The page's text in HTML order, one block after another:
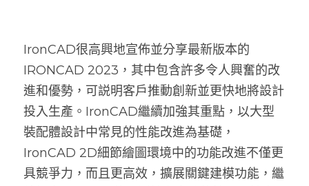
Multiphysics for IronCAD (CAE)
DDM 研發資料管理
IronCAD全方位3D設計
IronCAD Draft (2D)
IRONCAD COMPOSE
IronCAD序號授權方式
IronCAD客戶成功案例
ENCY 台灣官方代理
ENCY CAM 優勢探索
ENCY for IronCAD
ENCY CAM 2.5D 銑削
ENCY CAM 3軸銑削
技術知識補帖
IronCAD 入門體驗教學
IronCAD 基礎課程教學
IronCAD Draft 入門體驗教學
IronCAD 常見問題全解
IronCAD 課程時間
IronCAD 原廠認證教材
IronCAD 申請試用下載
ENCY 專業課程與教材
IronCAD 2025 台灣用戶大會報名
聯絡我們
搜索
IronCAD很高興地宣佈並分享最新版本的
IRONCAD 2023，其中包含許多令人興奮的改
進和優勢，可説明客戶推動創新並更快地將設計
投入生產。IronCAD繼續加強其重點，以大型
裝配體設計中常見的性能改進為基礎，
IronCAD 2D細節繪圖環境中的功能改進不僅更
具競爭力，而且更高效，擴展關鍵建模功能，繼